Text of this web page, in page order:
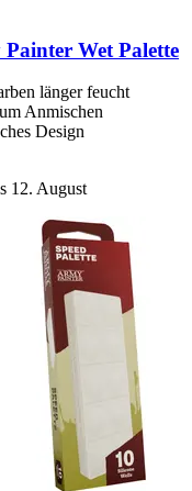
Painter Wet Palette
länger feucht
Anmischen
Design
12. August